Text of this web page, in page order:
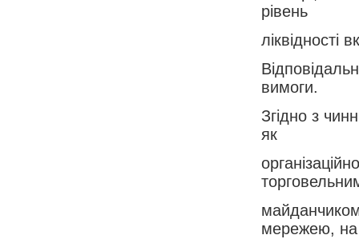
рівень
ліквідності
вимоги.
Згідно з
як
мережею, на